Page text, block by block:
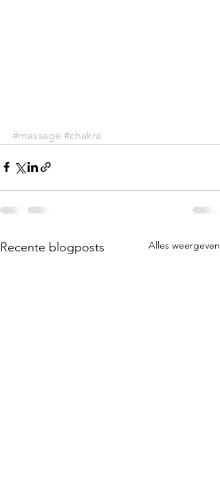
#massage #chakra
Recente blogposts Alles weergeven